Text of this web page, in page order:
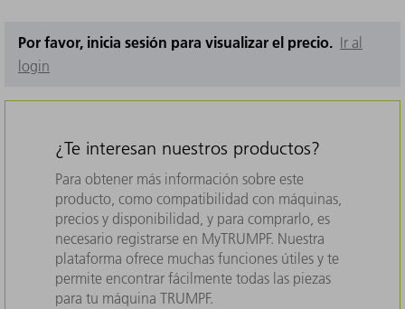
Por favor, inicia sesión para visualizar el precio. Ir al
login
¿Te interesan nuestros productos?
Para obtener más información sobre este
producto, como compatibilidad con máquinas,
precios y disponibilidad, y para comprarlo, es
necesario registrarse en MyTRUMPF. Nuestra
plataforma ofrece muchas funciones útiles y te
permite encontrar fácilmente todas las piezas
para tu máquina TRUMPF.